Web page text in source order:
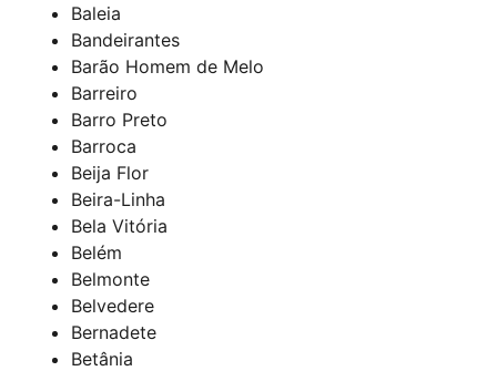
Baleia
Bandeirantes
Barão Homem de Melo
Barreiro
Barro Preto
Barroca
Beija Flor
Beira-Linha
Bela Vitória
Belém
Belmonte
Belvedere
Bernadete
Betânia